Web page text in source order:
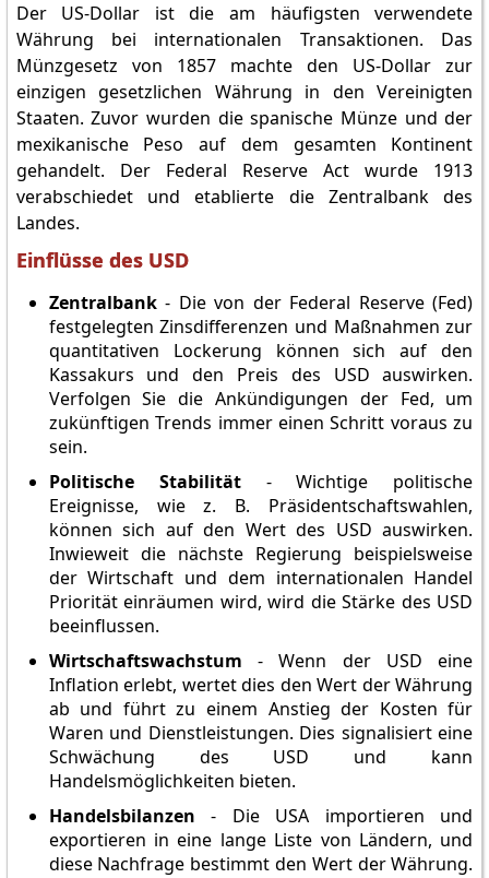
Der US-Dollar ist die am häufigsten verwendete
Währung bei internationalen Transaktionen. Das
Münzgesetz von 1857 machte den US-Dollar zur
einzigen gesetzlichen Währung in den Vereinigten
Staaten. Zuvor wurden die spanische Münze und der
mexikanische Peso auf dem gesamten Kontinent
gehandelt. Der Federal Reserve Act wurde 1913
verabschiedet und etablierte die Zentralbank des
Landes.
Einflüsse des USD
Zentralbank- Die von der Federal Reserve (Fed)
festgelegten Zinsdifferenzen und Maßnahmen zur
quantitativen Lockerung können sich auf den
Kassakurs und den Preis des USD auswirken.
Verfolgen Sie die Ankündigungen der Fed, um
zukünftigen Trends immer einen Schritt voraus zu
sein.
Politische Stabilität - Wichtige politische
Ereignisse, wie z. B. Präsidentschaftswahlen,
können sich auf den Wert des USD auswirken.
Inwieweit die nächste Regierung beispielsweise
der Wirtschaft und dem internationalen Handel
Priorität einräumen wird, wird die Stärke des USD
beeinflussen.
Wirtschaftswachstum - Wenn der USD eine
Inflation erlebt, wertet dies den Wert der Währung
ab und führt zu einem Anstieg der Kosten für
Waren und Dienstleistungen. Dies signalisiert eine
Schwächung des USD und kann
Handelsmöglichkeiten bieten.
Handelsbilanzen - Die USA importieren und
exportieren in eine lange Liste von Ländern, und
diese Nachfrage bestimmt den Wert der Währung.